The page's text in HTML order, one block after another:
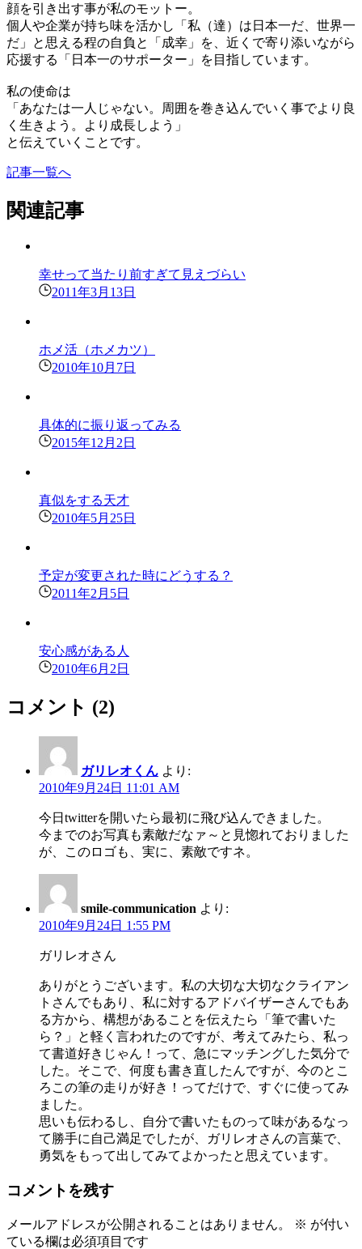
顔を引き出す事が私のモットー。
個人や企業が持ち味を活かし「私（達）は日本一だ、世界一
だ」と思える程の自負と「成幸」を、近くで寄り添いながら
応援する「日本一のサポーター」を目指しています。
私の使命は
「あなたは一人じゃない。周囲を巻き込んでいく事でより良
く生きよう。より成長しよう」
と伝えていくことです。
記事一覧へ
関連記事
幸せって当たり前すぎて見えづらい
2011年3月13日
ホメ活（ホメカツ）
2010年10月7日
具体的に振り返ってみる
2015年12月2日
真似をする天才
2010年5月25日
予定が変更された時にどうする？
2011年2月5日
安心感がある人
2010年6月2日
コメント (2)
ガリレオくん より:
2010年9月24日 11:01 AM
今日twitterを開いたら最初に飛び込んできました。
今までのお写真も素敵だなァ～と見惚れておりました
が、このロゴも、実に、素敵ですネ。
smile-communication より:
2010年9月24日 1:55 PM
ガリレオさん
ありがとうございます。私の大切な大切なクライアン
トさんでもあり、私に対するアドバイザーさんでもあ
る方から、構想があることを伝えたら「筆で書いた
ら？」と軽く言われたのですが、考えてみたら、私っ
て書道好きじゃん！って、急にマッチングした気分で
した。そこで、何度も書き直したんですが、今のとこ
ろこの筆の走りが好き！ってだけで、すぐに使ってみ
ました。
思いも伝わるし、自分で書いたものって味があるなっ
て勝手に自己満足でしたが、ガリレオさんの言葉で、
勇気をもって出してみてよかったと思えています。
コメントを残す
メールアドレスが公開されることはありません。 ※ が付い
ている欄は必須項目です